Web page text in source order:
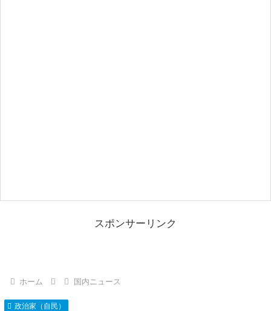
スポンサーリンク
ホーム 国内ニュース
政治家（自民）